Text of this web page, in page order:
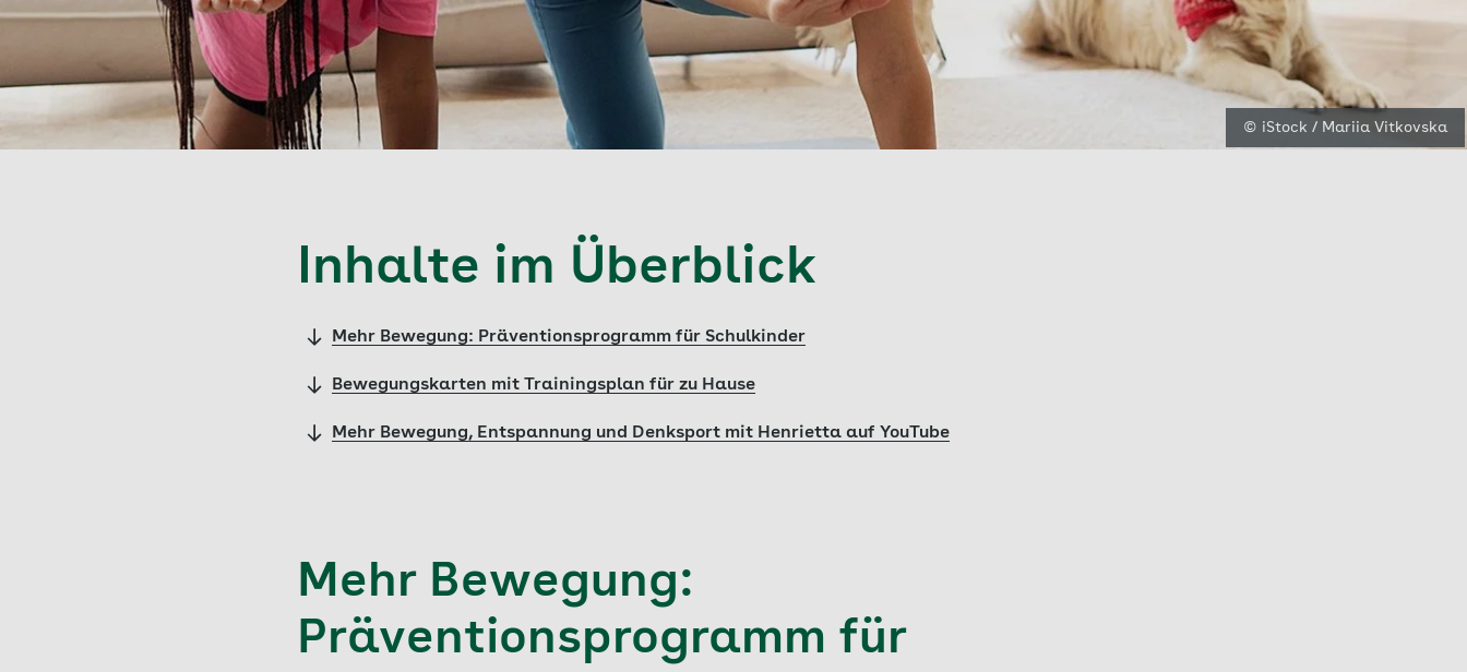
© iStock / Mariia Vitkovska
Inhalte im Überblick
Mehr Bewegung: Präventionsprogramm für Schulkinder
Bewegungskarten mit Trainingsplan für zu Hause
Mehr Bewegung, Entspannung und Denksport mit Henrietta auf YouTube
Mehr Bewegung:
Präventionsprogramm für